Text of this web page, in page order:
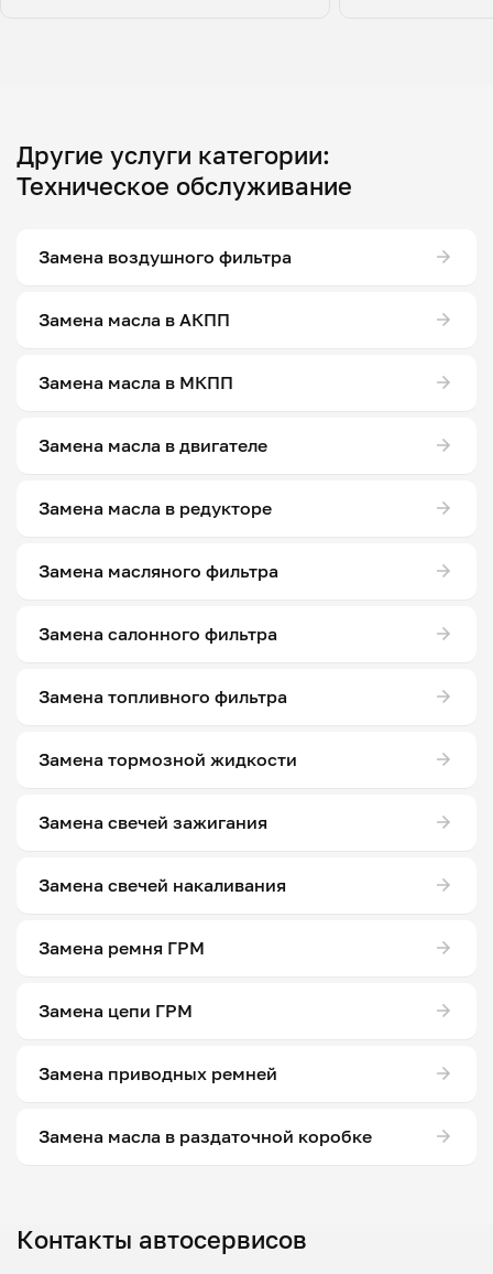
Другие услуги категории:
Техническое обслуживание
Замена воздушного фильтра
Замена масла в АКПП
Замена масла в МКПП
Замена масла в двигателе
Замена масла в редукторе
Замена масляного фильтра
Замена салонного фильтра
Замена топливного фильтра
Замена тормозной жидкости
Замена свечей зажигания
Замена свечей накаливания
Замена ремня ГРМ
Замена цепи ГРМ
Замена приводных ремней
Замена масла в раздаточной коробке
Контакты автосервисов